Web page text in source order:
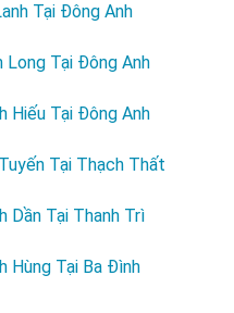
Tại Đông Anh
Long Tại Đông Anh
Hiếu Tại Đông Anh
Tại Thạch Thất
Dần Tại Thanh Trì
Hùng Tại Ba Đình